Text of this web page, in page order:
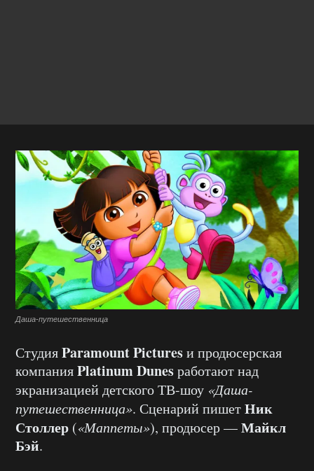
Даша-путешественница
СтудияParamount Picturesи продюсерская
компанияPlatinum Dunesработают над
экранизацией детского ТВ-шоу «Даша-
путешественница». Сценарий пишетНик
Столлер («Маппеты»), продюсер —Майкл
Бэй.